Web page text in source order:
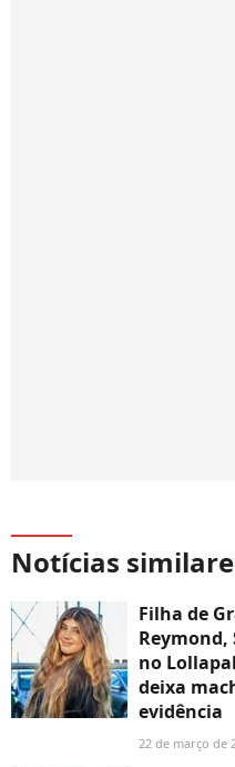
Notícias
Filha de
no
deixa
evidência
22 de março de